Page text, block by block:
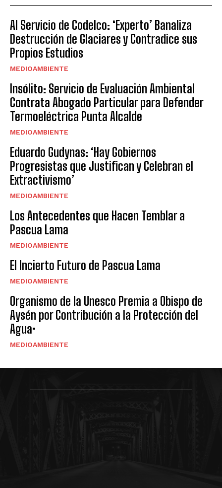
Al Servicio de Codelco: ‘Experto’ Banaliza
Destrucción de Glaciares y Contradice sus
Propios Estudios
MEDIOAMBIENTE
Insólito: Servicio de Evaluación Ambiental
Contrata Abogado Particular para Defender
Termoeléctrica Punta Alcalde
MEDIOAMBIENTE
Eduardo Gudynas: ‘Hay Gobiernos
Progresistas que Justifican y Celebran el
Extractivismo’
MEDIOAMBIENTE
Los Antecedentes que Hacen Temblar a
Pascua Lama
MEDIOAMBIENTE
El Incierto Futuro de Pascua Lama
MEDIOAMBIENTE
Organismo de la Unesco Premia a Obispo de
Aysén por Contribución a la Protección del
Agua•
MEDIOAMBIENTE